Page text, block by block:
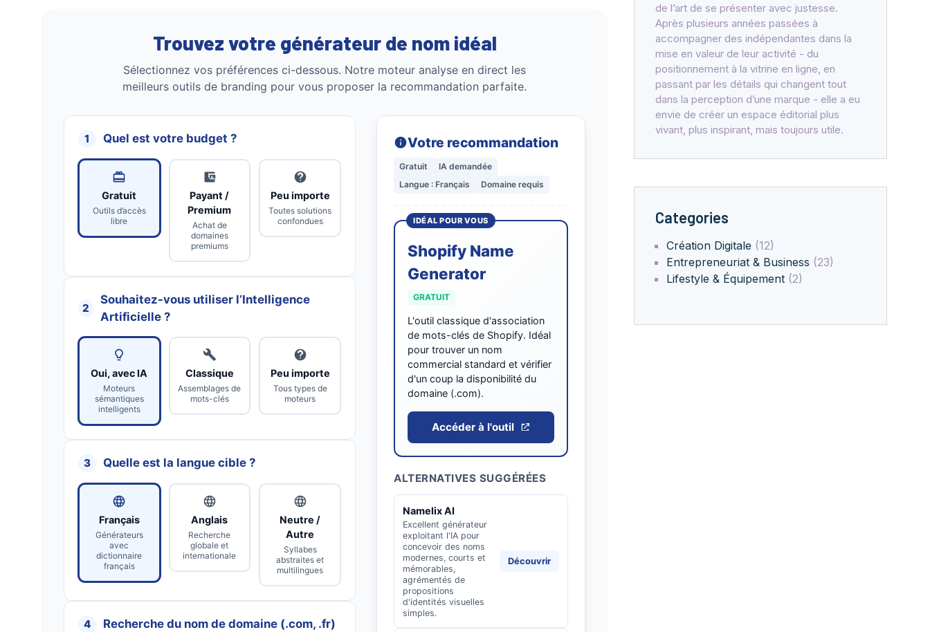
Trouvez votre générateur de nom idéal
Sélectionnez vos préférences ci-dessous. Notre moteur analyse en direct les
meilleurs outils de branding pour vous proposer la recommandation parfaite.
1 Quel est votre budget ?
Gratuit
Outils d’accès
libre
Payant /
Premium
Achat de
domaines
premiums
Peu importe
Toutes solutions
confondues
2
Souhaitez-vous utiliser l’Intelligence
Artificielle ?
Oui, avec IA
Moteurs
sémantiques
intelligents
Classique
Assemblages de
mots-clés
Peu importe
Tous types de
moteurs
3 Quelle est la langue cible ?
Français
Générateurs
avec
dictionnaire
français
Anglais
Recherche
globale et
internationale
Neutre /
Autre
Syllabes
abstraites et
multilingues
4 Recherche du nom de domaine (.com, .fr)
Votre recommandation
Gratuit
IA demandée
Langue : Français
Domaine requis
IDÉAL POUR VOUS
Shopify Name
Generator
GRATUIT
L'outil classique d'association
de mots-clés de Shopify. Idéal
pour trouver un nom
commercial standard et vérifier
d'un coup la disponibilité du
domaine (.com).
Accéder à l'outil
ALTERNATIVES SUGGÉRÉES
Namelix AI
Excellent générateur
exploitant l'IA pour
concevoir des noms
modernes, courts et
mémorables,
agrémentés de
propositions
d'identités visuelles
simples.
Découvrir
de l’art de se présenter avec justesse.
Après plusieurs années passées à
accompagner des indépendantes dans la
mise en valeur de leur activité - du
positionnement à la vitrine en ligne, en
passant par les détails qui changent tout
dans la perception d’une marque - elle a eu
envie de créer un espace éditorial plus
vivant, plus inspirant, mais toujours utile.
Categories
Création Digitale (12)
Entrepreneuriat & Business (23)
Lifestyle & Équipement (2)